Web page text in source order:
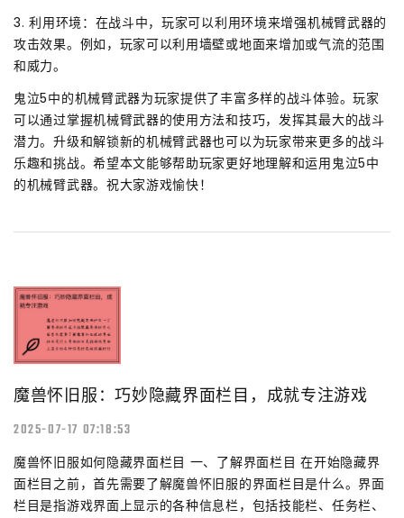
3. 利用环境：在战斗中，玩家可以利用环境来增强机械臂武器的
攻击效果。例如，玩家可以利用墙壁或地面来增加或气流的范围
和威力。
鬼泣5中的机械臂武器为玩家提供了丰富多样的战斗体验。玩家
可以通过掌握机械臂武器的使用方法和技巧，发挥其最大的战斗
潜力。升级和解锁新的机械臂武器也可以为玩家带来更多的战斗
乐趣和挑战。希望本文能够帮助玩家更好地理解和运用鬼泣5中
的机械臂武器。祝大家游戏愉快！
魔兽怀旧服：巧妙隐藏界面栏目，成就专注游戏
2025-07-17 07:18:53
魔兽怀旧服如何隐藏界面栏目 一、了解界面栏目 在开始隐藏界
面栏目之前，首先需要了解魔兽怀旧服的界面栏目是什么。界面
栏目是指游戏界面上显示的各种信息栏，包括技能栏、任务栏、